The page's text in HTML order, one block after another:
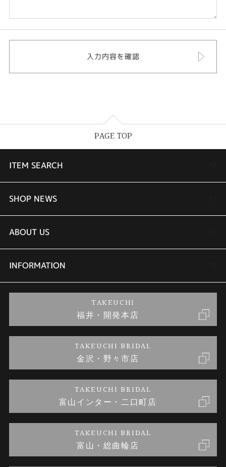
PAGE TOP
ITEM SEARCH
婚約指輪
結婚指輪
セットリング
婚約ネックレス
金・プラチナのお取引
SHOP NEWS
TAKEUCHI BRIDAL金沢本店情報
商品一覧
ブランドリスト
金澤指輪工房｜手作りペアリング
金澤指輪工房｜手作り結婚指輪 and 婚約指輪
金澤指輪工房｜手作り婚約指輪プロポーズプラン
ABOUT US
会社概要
お客様の声
INFORMATION
プライバシーポリシー
TAKEUCHI
福井・開発本店
TAKEUCHI BRIDAL
金沢・野々市店
TAKEUCHI BRIDAL
富山インター・二口町店
TAKEUCHI BRIDAL
富山・総曲輪店